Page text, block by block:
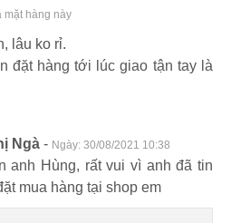
mặt hàng này
lâu ko rỉ.
đặt hàng tới lúc giao tận tay là
Ngà - Ngày: 30/08/2021 10:38
anh Hùng, rất vui vì anh đã tin
mua hàng tại shop em